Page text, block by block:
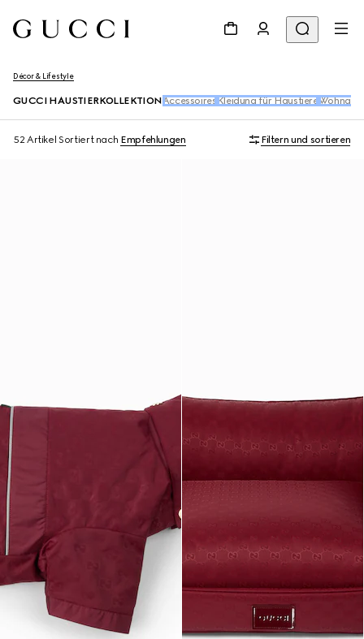
Décor & Lifestyle
GUCCI HAUSTIERKOLLEKTION Accessoires Kleidung für Haustiere​
52 Artikel Sortiert nach Empfehlungen Filtern und sortieren